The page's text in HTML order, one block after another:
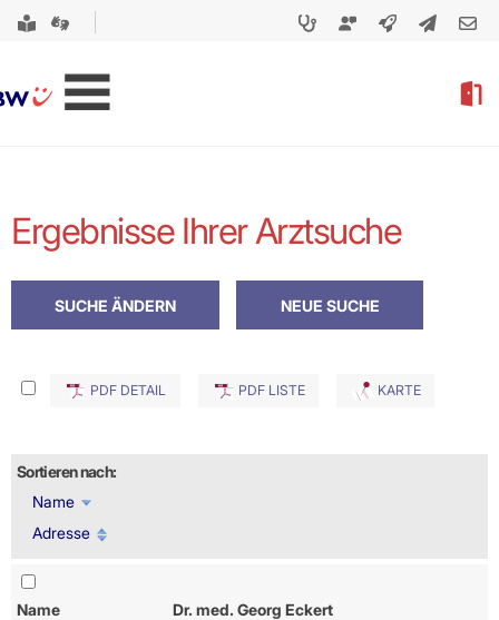
Ergebnisse Ihrer Arztsuche
PDF DETAIL PDF LISTE KARTE
Sortieren nach:
Name
Adresse
Name Dr. med. Georg Eckert